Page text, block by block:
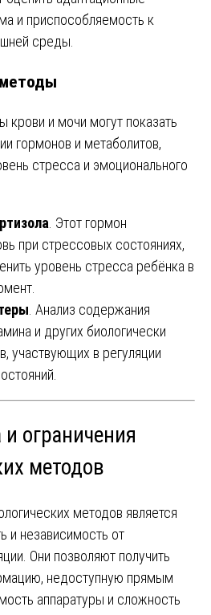
и приспособляемость к
среды.
крови и мочи могут показать
гормонов и метаболитов,
стресса и эмоционального
. Этот гормон
при стрессовых состояниях,
уровень стресса ребёнка в
. Анализ содержания
и других биологически
участвующих в регуляции
ограничения
методов
методов является
и независимость от
Они позволяют получить
недоступную прямым
аппаратуры и сложность